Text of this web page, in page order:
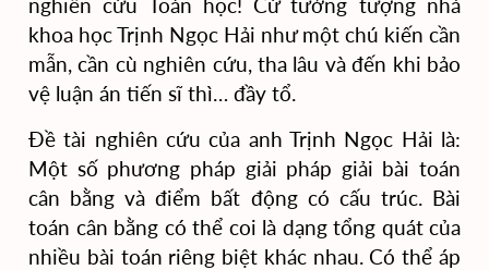
nghiên cứu Toán học! Cứ tưởng tượng nhà
khoa học Trịnh Ngọc Hải như một chú kiến cần
mẫn, cần cù nghiên cứu, tha lâu và đến khi bảo
vệ luận án tiến sĩ thì… đầy tổ.
Đề tài nghiên cứu của anh Trịnh Ngọc Hải là:
Một số phương pháp giải pháp giải bài toán
cân bằng và điểm bất động có cấu trúc. Bài
toán cân bằng có thể coi là dạng tổng quát của
nhiều bài toán riêng biệt khác nhau. Có thể áp